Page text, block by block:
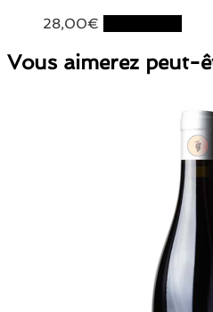
28,00€
Vous aimerez peut-